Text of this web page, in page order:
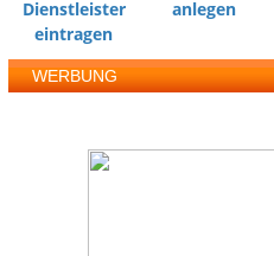
Dienstleister
eintragen
anlegen
WERBUNG